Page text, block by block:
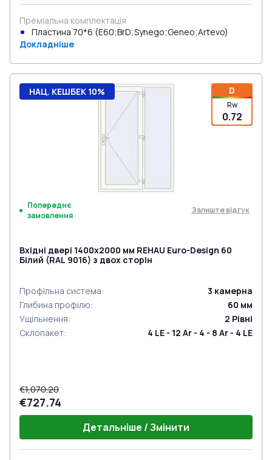
Преміальна комплектація
Пластина 70*6 (E60;BrD;Synego;Geneo;Artevo)
Докладніше
D
Rw
0.72
НАЦ. КЕШБЕК 10%
Попереднє
замовлення
Залиште відгук
Вхідні двері 1400x2000 мм REHAU Euro-Design 60
Білий (RAL 9016) з двох сторін
Профільна система: 3 камерна
Глибина профілю: 60 мм
Ущільнення: 2 Рівні
Склопакет: 4 LE - 12 Ar - 4 - 8 Ar - 4 LE
€1,070.20
€727.74
Детальніше / Змінити